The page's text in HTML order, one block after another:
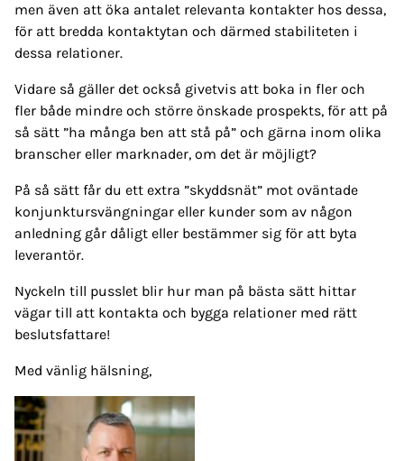
men även att öka antalet relevanta kontakter hos dessa,
för att bredda kontaktytan och därmed stabiliteten i
dessa relationer.
Vidare så gäller det också givetvis att boka in fler och
fler både mindre och större önskade prospekts, för att på
så sätt ”ha många ben att stå på” och gärna inom olika
branscher eller marknader, om det är möjligt?
På så sätt får du ett extra ”skyddsnät” mot oväntade
konjunktursvängningar eller kunder som av någon
anledning går dåligt eller bestämmer sig för att byta
leverantör.
Nyckeln till pusslet blir hur man på bästa sätt hittar
vägar till att kontakta och bygga relationer med rätt
beslutsfattare!
Med vänlig hälsning,